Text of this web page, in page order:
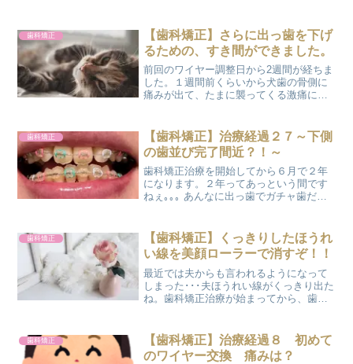
くのはワイヤー調整後なんだと勝手なイ
メージを持っ...
歯科矯正
【歯科矯正】さらに出っ歯を下げ
るための、すき間ができました。
前回のワイヤー調整日から2週間が経ちま
した。１週間前くらいから犬歯の骨側に
痛みが出て、たまに襲ってくる激痛に耐
歯科の先生に言ってたのに。やっぱり痛
いのは嫌なものです...
歯科矯正
【歯科矯正】治療経過２７～下側
の歯並び完了間近？！～
歯科矯正治療を開始してから６月で２年
になります。２年ってあっという間です
ねぇ｡｡｡ あんなに出っ歯でガチャ歯だっ
ー それでは今回のワイヤー調整の報告で
す♬ 上側の...
歯科矯正
【歯科矯正】くっきりしたほうれ
い線を美顔ローラーで消すぞ！！
最近では夫からも言われるようになって
しまった･･･夫ほうれい線がくっきり出た
ね。歯科矯正治療が始まってから、歯並
んな夫の放ったひとこと。自覚はしてい
たものの、やっぱり...
歯科矯正
【歯科矯正】治療経過８ 初めて
のワイヤー交換 痛みは？